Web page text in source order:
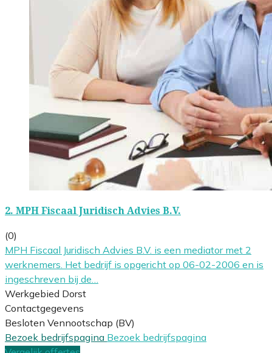
2. MPH Fiscaal Juridisch Advies B.V.
(0)
MPH Fiscaal Juridisch Advies B.V. is een mediator met 2
werknemers. Het bedrijf is opgericht op 06-02-2006 en is
ingeschreven bij de…
Werkgebied Dorst
Contactgegevens
Besloten Vennootschap (BV)
Bezoek bedrijfspagina Bezoek bedrijfspagina